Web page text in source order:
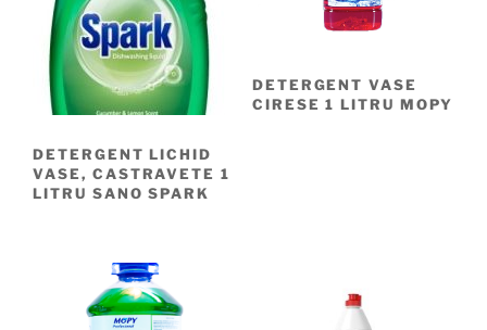
DETERGENT LICHID
VASE, CASTRAVETE 1
LITRU SANO SPARK
DETERGENT VASE
CIRESE 1 LITRU MOPY